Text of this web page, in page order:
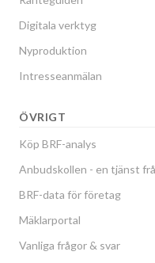
Digitala verktyg
Nyproduktion
Intresseanmälan
ÖVRIGT
Köp BRF-analys
Anbudskollen - en tjänst
BRF-data för företag
Mäklarportal
Vanliga frågor & svar